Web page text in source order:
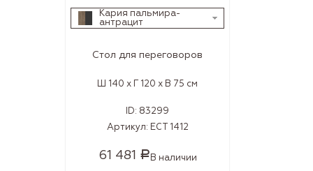
Кария пальмира-
антрацит
Стол для переговоров
Ш 140 x Г 120 x В 75 см
ID: 83299
Артикул: ECT 1412
61 481 Р В наличии